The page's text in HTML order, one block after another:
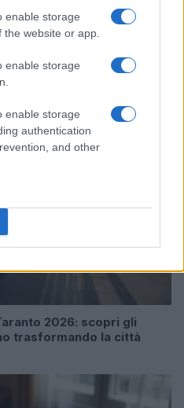
enable storage
website or app.
enable storage
enable storage
authentication
and other
Scozia per i giochi del
2026: scopri gli
trasformando la città